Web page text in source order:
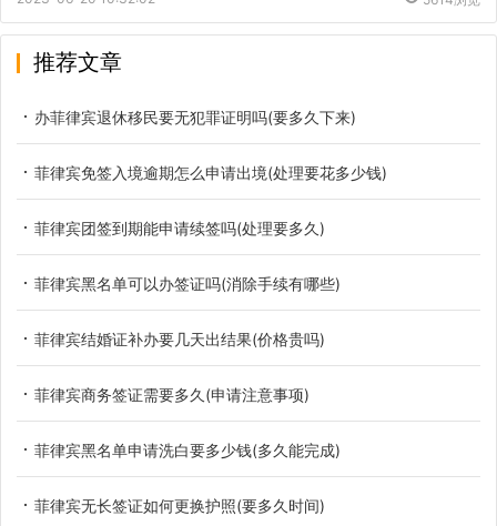
推荐文章
办菲律宾退休移民要无犯罪证明吗(要多久下来)
菲律宾免签入境逾期怎么申请出境(处理要花多少钱)
菲律宾团签到期能申请续签吗(处理要多久)
菲律宾黑名单可以办签证吗(消除手续有哪些)
菲律宾结婚证补办要几天出结果(价格贵吗)
菲律宾商务签证需要多久(申请注意事项)
菲律宾黑名单申请洗白要多少钱(多久能完成)
菲律宾无长签证如何更换护照(要多久时间)